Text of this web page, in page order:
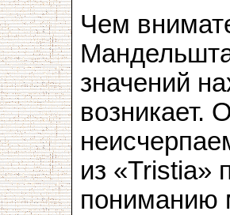
Чем
значений
возникает.
из «Tristia»
пониманию